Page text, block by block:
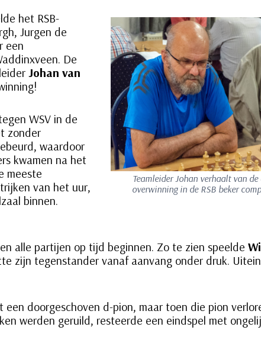
Teamleider Johan verhaalt van de
overwinning in de RSB beker
het RSB-
Jurgen de
een
De
Johan van
WSV in de
zonder
waardoor
kwamen na het
meeste
van het uur,
binnen.
alle partijen op tijd beginnen. Zo te zien speelde
zijn tegenstander vanaf aanvang onder druk.
doorgeschoven d-pion, maar toen die pion
werden geruild, resteerde een eindspel met